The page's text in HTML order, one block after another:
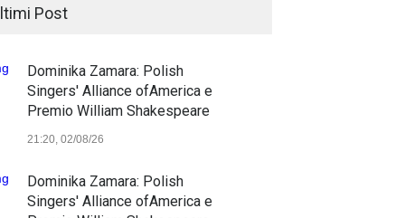
Post
Dominika Zamara: Polish
Singers' Alliance ofAmerica e
Premio William Shakespeare
21:20, 02/08/26
Dominika Zamara: Polish
Singers' Alliance ofAmerica e